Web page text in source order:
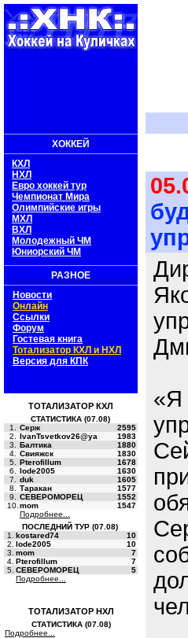
ХОККЕЙ
КХЛ
НХЛ
Евро хоккей тур
Чемпионат Мира
Олимпийские игры
МХЛ
ВХЛ
Молодежный ЧМ
Юниорский ЧМ
РАЗНОЕ
Новости
Онлайн
Ссылки
Форум
Гостевая книга
Тотализатор КХЛ и НХЛ
Версия для КПК
ТОТАЛИЗАТОР КХЛ
СТАТИСТИКА (07.08)
1.
Серж
2595
2.
IvanTsvetkov26@ya
1983
3.
Балтика
1880
4.
Свияжск
1830
5.
Pterofillum
1678
6.
lode2005
1630
7.
duk
1605
8.
Таракан
1577
9.
СЕВЕРОМОРЕЦ
1552
10. mom
1547
Подробнее...
ПОСЛЕДНИЙ ТУР (07.08)
1.
kostared74
10
2. lode2005
10
3. mom
7
4. Pterofillum
7
5. СЕВЕРОМОРЕЦ
5
Подробнее...
ТОТАЛИЗАТОР НХЛ
СТАТИСТИКА (07.08)
Подробнее...